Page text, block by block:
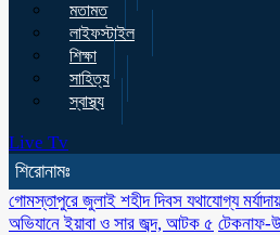
মতামত
লাইফস্টাইল
শিক্ষা
সাহিত্য
স্বাস্থ্য
Live Tv
শিরোনামঃ
গোমস্তাপুরে জুলাই শহীদ দিবস যথাযোগ্য
অভিযানে ইয়াবা ও সার জব্দ, আটক ৫ টেকনাফ-